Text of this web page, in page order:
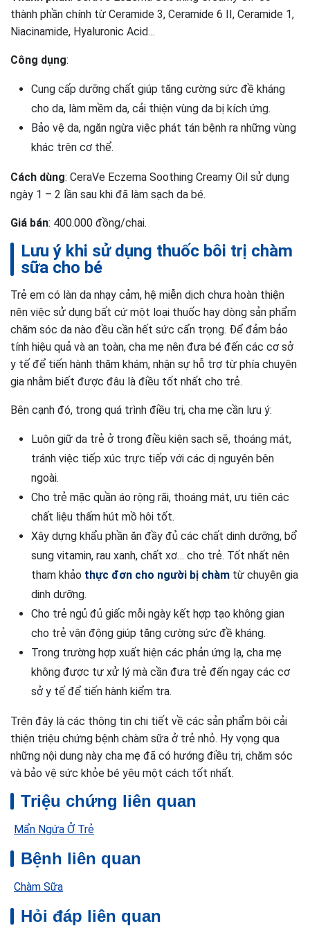
thành phần chính từ Ceramide 3, Ceramide 6 II, Ceramide 1,
Niacinamide, Hyaluronic Acid…
Công dụng:
Cung cấp dưỡng chất giúp tăng cường sức đề kháng
cho da, làm mềm da, cải thiện vùng da bị kích ứng.
Bảo vệ da, ngăn ngừa việc phát tán bệnh ra những vùng
khác trên cơ thể.
Cách dùng: CeraVe Eczema Soothing Creamy Oil sử dụng
ngày 1 – 2 lần sau khi đã làm sạch da bé.
Giá bán: 400.000 đồng/chai.
Lưu ý khi sử dụng thuốc bôi trị chàm
sữa cho bé
Trẻ em có làn da nhạy cảm, hệ miễn dịch chưa hoàn thiện
nên việc sử dụng bất cứ một loại thuốc hay dòng sản phẩm
chăm sóc da nào đều cần hết sức cẩn trọng. Để đảm bảo
tính hiệu quả và an toàn, cha mẹ nên đưa bé đến các cơ sở
y tế để tiến hành thăm khám, nhận sự hỗ trợ từ phía chuyên
gia nhằm biết được đâu là điều tốt nhất cho trẻ.
Bên cạnh đó, trong quá trình điều trị, cha mẹ cần lưu ý:
Luôn giữ da trẻ ở trong điều kiện sạch sẽ, thoáng mát,
tránh việc tiếp xúc trực tiếp với các dị nguyên bên
ngoài.
Cho trẻ mặc quần áo rộng rãi, thoáng mát, ưu tiên các
chất liệu thấm hút mồ hôi tốt.
Xây dựng khẩu phần ăn đầy đủ các chất dinh dưỡng, bổ
sung vitamin, rau xanh, chất xơ… cho trẻ. Tốt nhất nên
tham khảo thực đơn cho người bị chàm từ chuyên gia
dinh dưỡng.
Cho trẻ ngủ đủ giấc mỗi ngày kết hợp tạo không gian
cho trẻ vận động giúp tăng cường sức đề kháng.
Trong trường hợp xuất hiện các phản ứng lạ, cha mẹ
không được tự xử lý mà cần đưa trẻ đến ngay các cơ
sở y tế để tiến hành kiểm tra.
Trên đây là các thông tin chi tiết về các sản phẩm bôi cải
thiện triệu chứng bệnh chàm sữa ở trẻ nhỏ. Hy vọng qua
những nội dung này cha mẹ đã có hướng điều trị, chăm sóc
và bảo vệ sức khỏe bé yêu một cách tốt nhất.
Triệu chứng liên quan
Mẩn Ngứa Ở Trẻ
Bệnh liên quan
Chàm Sữa
Hỏi đáp liên quan